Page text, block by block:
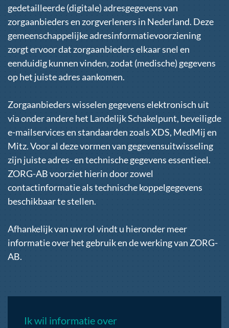
gedetailleerde (digitale) adresgegevens van
zorgaanbieders en zorgverleners in Nederland. Deze
gemeenschappelijke adresinformatievoorziening
zorgt ervoor dat zorgaanbieders elkaar snel en
eenduidig kunnen vinden, zodat (medische) gegevens
op het juiste adres aankomen.
Zorgaanbieders wisselen gegevens elektronisch uit
via onder andere het Landelijk Schakelpunt, beveiligde
e-mailservices en standaarden zoals XDS, MedMij en
Mitz. Voor al deze vormen van gegevensuitwisseling
zijn juiste adres- en technische gegevens essentieel.
ZORG-AB voorziet hierin door zowel
contactinformatie als technische koppelgegevens
beschikbaar te stellen.
Afhankelijk van uw rol vindt u hieronder meer
informatie over het gebruik en de werking van ZORG-
AB.
Ik wil informatie over